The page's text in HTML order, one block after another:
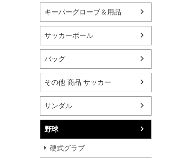
キーパーグローブ＆用品
サッカーボール
バッグ
その他 商品 サッカー
サンダル
野球
硬式グラブ